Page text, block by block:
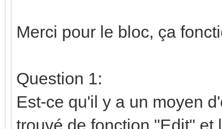
Merci pour le bloc, ça
Question 1:
Est-ce qu'il y a un moyen
trouvé de fonction "Edit"